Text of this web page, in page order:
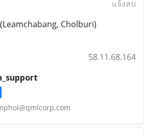
แจ้งลบ
Cholburi)
58.11.68.164